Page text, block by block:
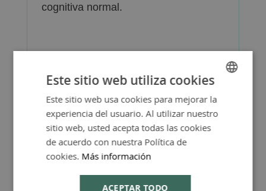
cognitiva normal.
Más Información
FAQ - Preguntas y Respuestas
SPANISH
ENGLISH
Este sitio web utiliza cookies
Este sitio web usa cookies para mejorar la
experiencia del usuario. Al utilizar nuestro
sitio web, usted acepta todas las cookies
de acuerdo con nuestra Política de
cookies. Más información
ACEPTAR TODO